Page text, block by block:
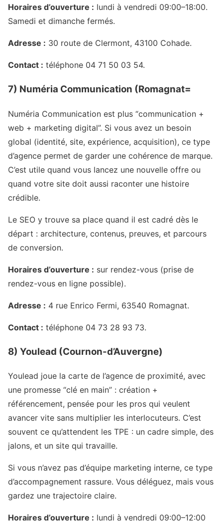
Horaires d’ouverture : lundi à vendredi 09:00–18:00.
Samedi et dimanche fermés.
Adresse : 30 route de Clermont, 43100 Cohade.
Contact : téléphone 04 71 50 03 54.
7) Numéria Communication (Romagnat=
Numéria Communication est plus “communication +
web + marketing digital”. Si vous avez un besoin
global (identité, site, expérience, acquisition), ce type
d’agence permet de garder une cohérence de marque.
C’est utile quand vous lancez une nouvelle offre ou
quand votre site doit aussi raconter une histoire
crédible.
Le SEO y trouve sa place quand il est cadré dès le
départ : architecture, contenus, preuves, et parcours
de conversion.
Horaires d’ouverture : sur rendez-vous (prise de
rendez-vous en ligne possible).
Adresse : 4 rue Enrico Fermi, 63540 Romagnat.
Contact : téléphone 04 73 28 93 73.
8) Youlead (Cournon-d’Auvergne)
Youlead joue la carte de l’agence de proximité, avec
une promesse “clé en main” : création +
référencement, pensée pour les pros qui veulent
avancer vite sans multiplier les interlocuteurs. C’est
souvent ce qu’attendent les TPE : un cadre simple, des
jalons, et un site qui travaille.
Si vous n’avez pas d’équipe marketing interne, ce type
d’accompagnement rassure. Vous déléguez, mais vous
gardez une trajectoire claire.
Horaires d’ouverture : lundi à vendredi 09:00–12:00